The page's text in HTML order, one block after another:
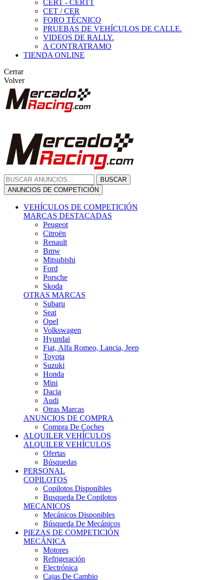
CERT - CERTT
CET / CER
FORO TÉCNICO
PRUEBAS DE VEHÍCULOS DE CALLE.
VIDEOS DE RALLY.
A CONTRATRAMO
TIENDA ONLINE
Cerrar
Volver
BUSCAR
ANUNCIOS DE COMPETICIÓN
VEHÍCULOS DE COMPETICIÓN
MARCAS DESTACADAS
Peugeot
Citroën
Renault
Bmw
Mitsubishi
Ford
Porsche
Skoda
OTRAS MARCAS
Subaru
Seat
Opel
Volkswagen
Hyundai
Fiat, Alfa Romeo, Lancia, Jeep
Toyota
Suzuki
Honda
Mini
Dacia
Audi
Otras Marcas
ANUNCIOS DE COMPRA
Compra De Coches
ALQUILER VEHÍCULOS
ALQUILER VEHÍCULOS
Ofertas
Búsquedas
PERSONAL
COPILOTOS
Copilotos Disponibles
Busqueda De Copilotos
MECANICOS
Mecánicos Disponibles
Búsqueda De Mecánicos
PIEZAS DE COMPETICIÓN
MECÁNICA
Motores
Refrigeración
Electrónica
Cajas De Cambio
Sistemas De Escape